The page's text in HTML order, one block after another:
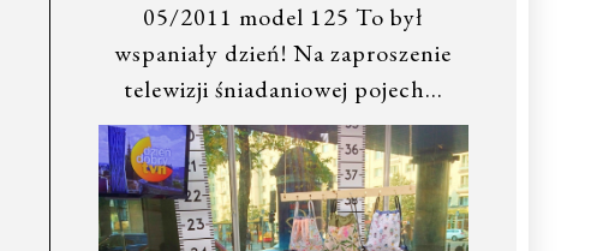
05/2011 model 125 To był
wspaniały dzień! Na zaproszenie
telewizji śniadaniowej pojech…